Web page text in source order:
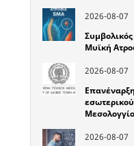
2026-08-07
Μυϊκή
2026-08-07
2026-08-07